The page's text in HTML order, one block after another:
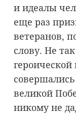
и идеалы
еще раз
ветеранов,
слову. Не
великой
никому не